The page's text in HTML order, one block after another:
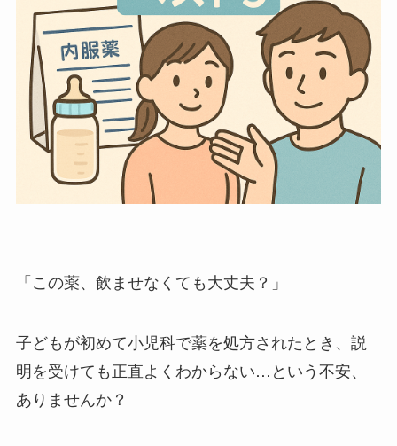
「この薬、飲ませなくても大丈夫？」
子どもが初めて小児科で薬を処方されたとき、説
明を受けても正直よくわからない…という不安、
ありませんか？